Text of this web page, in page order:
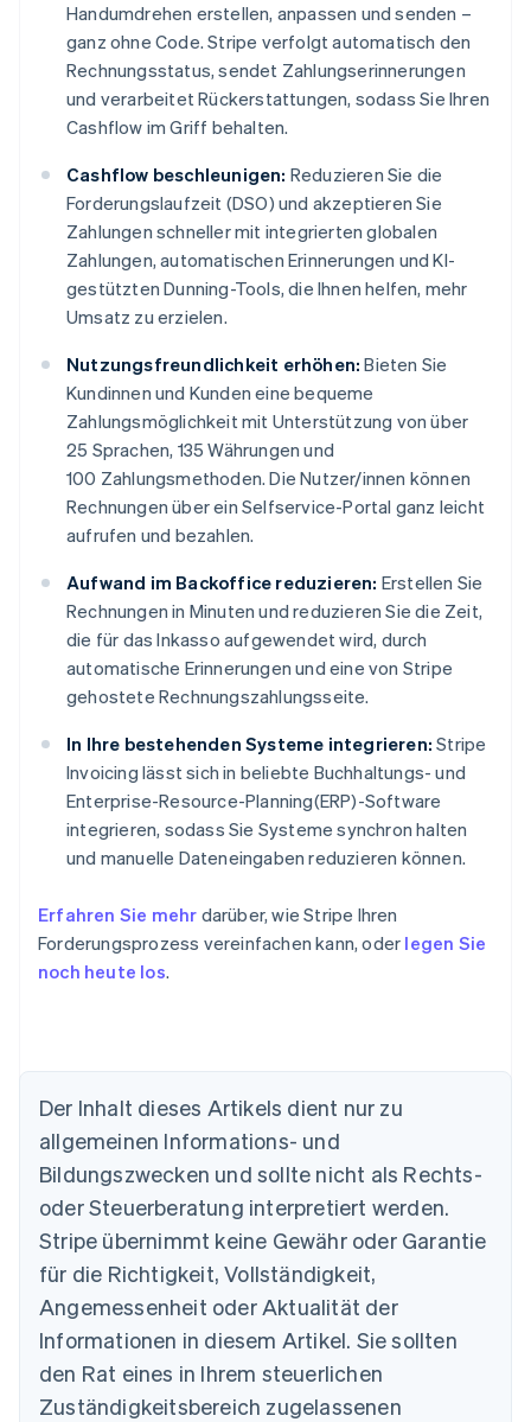
Handumdrehen erstellen, anpassen und senden –
ganz ohne Code. Stripe verfolgt automatisch den
Rechnungsstatus, sendet Zahlungserinnerungen
und verarbeitet Rückerstattungen, sodass Sie Ihren
Cashflow im Griff behalten.
Cashflow beschleunigen: Reduzieren Sie die
Forderungslaufzeit (DSO) und akzeptieren Sie
Zahlungen schneller mit integrierten globalen
Zahlungen, automatischen Erinnerungen und KI-
gestützten Dunning-Tools, die Ihnen helfen, mehr
Umsatz zu erzielen.
Nutzungsfreundlichkeit erhöhen: Bieten Sie
Kundinnen und Kunden eine bequeme
Zahlungsmöglichkeit mit Unterstützung von über
25 Sprachen, 135 Währungen und
100 Zahlungsmethoden. Die Nutzer/innen können
Rechnungen über ein Selfservice-Portal ganz leicht
aufrufen und bezahlen.
Aufwand im Backoffice reduzieren: Erstellen Sie
Rechnungen in Minuten und reduzieren Sie die Zeit,
die für das Inkasso aufgewendet wird, durch
automatische Erinnerungen und eine von Stripe
gehostete Rechnungszahlungsseite.
In Ihre bestehenden Systeme integrieren: Stripe
Invoicing lässt sich in beliebte Buchhaltungs- und
Enterprise-Resource-Planning(ERP)-Software
integrieren, sodass Sie Systeme synchron halten
und manuelle Dateneingaben reduzieren können.
Erfahren Sie mehr darüber, wie Stripe Ihren
Forderungsprozess vereinfachen kann, oder legen Sie
noch heute los.
Der Inhalt dieses Artikels dient nur zu
allgemeinen Informations- und
Bildungszwecken und sollte nicht als Rechts-
oder Steuerberatung interpretiert werden.
Stripe übernimmt keine Gewähr oder Garantie
für die Richtigkeit, Vollständigkeit,
Angemessenheit oder Aktualität der
Informationen in diesem Artikel. Sie sollten
den Rat eines in Ihrem steuerlichen
Zuständigkeitsbereich zugelassenen
Australien
English
Belgien
Nederlands Français DeutschEnglish
Brasilien
PortuguêsEnglish
English
Dänemark
English
Deutschland
Deutsch English